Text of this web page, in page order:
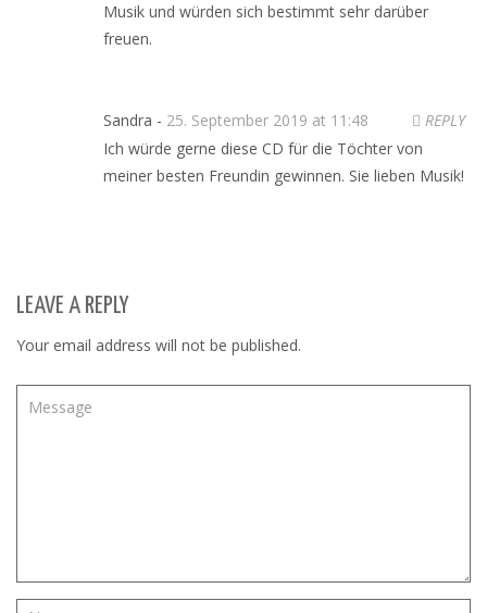
Musik und würden sich bestimmt sehr darüber
freuen.
Sandra - 25. September 2019 at 11:48
REPLY
Ich würde gerne diese CD für die Töchter von
meiner besten Freundin gewinnen. Sie lieben Musik!
LEAVE A REPLY
Your email address will not be published.